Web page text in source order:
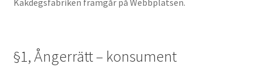
Kakdegsfabriken framgår på Webbplatsen.
§1, Ångerrätt – konsument